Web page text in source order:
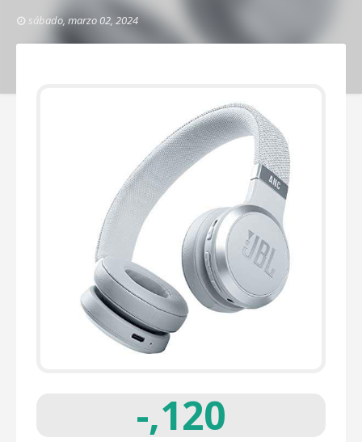
sábado, marzo 02, 2024
-,120